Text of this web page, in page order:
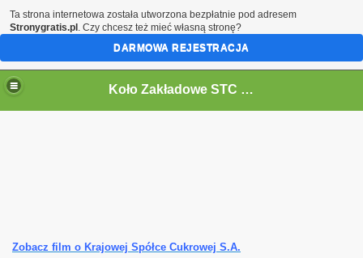
Koło Zakładowe STC - Cukrownia Krasnystaw - KSC Polski Cukier
Zobacz film o Krajowej Spółce Cukrowej S.A.
Ta strona internetowa została utworzona bezpłatnie pod adresem
Stronygratis.pl . Czy chcesz też mieć własną stronę?
DARMOWA REJESTRACJA